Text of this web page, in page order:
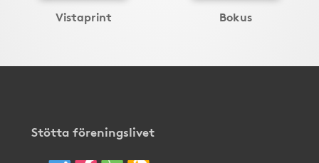
Vistaprint Bokus
Stötta föreningslivet